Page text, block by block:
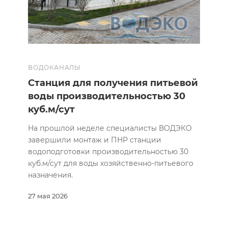
ВОДОКАНАЛЫ
27 мая 2026
Станция для получения питьевой
воды производительностью 30
куб.м/сут
На прошлой неделе специалисты ВОДЭКО
завершили монтаж и ПНР станции
водоподготовки производительностью 30
куб.м/сут для воды хозяйственно-питьевого
назначения.